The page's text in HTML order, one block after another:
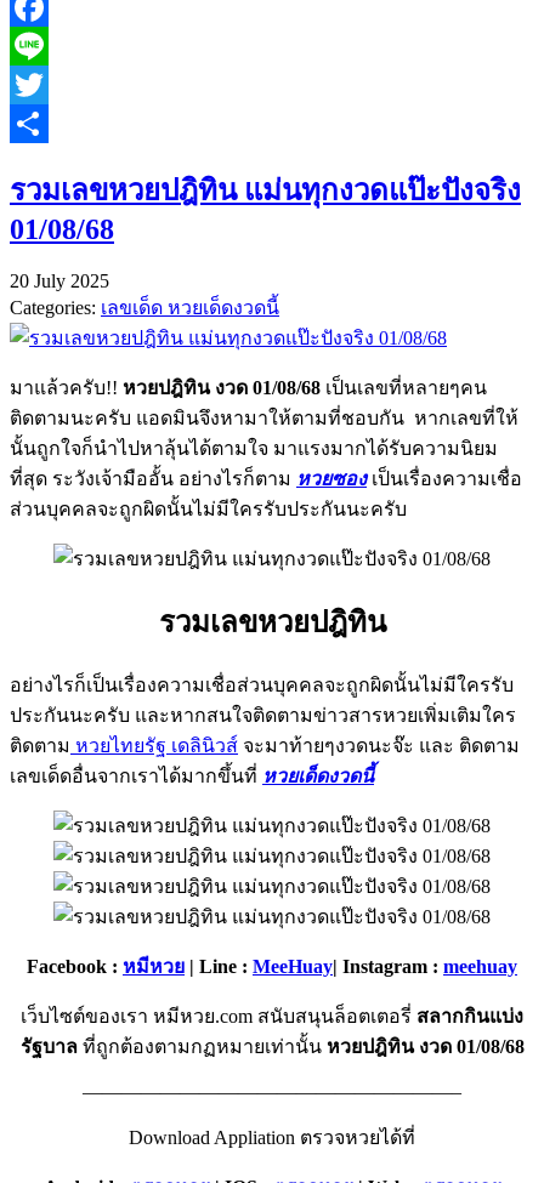
Facebook
Line
Twitter
รวมเลขหวยปฎิทิน แม่นทุกงวดแป๊ะปังจริง
01/08/68
20 July 2025
Categories: เลขเด็ด หวยเด็ดงวดนี้
มาแล้วครับ!! หวยปฎิทิน งวด 01/08/68 เป็นเลขที่หลายๆคน
ติดตามนะครับ แอดมินจึงหามาให้ตามที่ชอบกัน หากเลขที่ให้
นั้นถูกใจก็นำไปหาลุ้นได้ตามใจ มาแรงมากได้รับความนิยม
ที่สุด ระวังเจ้ามืออั้น อย่างไรก็ตาม หวยซองเป็นเรื่องความเชื่อ
ส่วนบุคคลจะถูกผิดนั้นไม่มีใครรับประกันนะครับ
รวมเลขหวยปฎิทิน
อย่างไรก็เป็นเรื่องความเชื่อส่วนบุคคลจะถูกผิดนั้นไม่มีใครรับ
ประกันนะครับ และหากสนใจติดตามข่าวสารหวยเพิ่มเติมใคร
ติดตาม หวยไทยรัฐ เดลินิวส์ จะมาท้ายๆงวดนะจ๊ะ และ ติดตาม
เลขเด็ดอื่นจากเราได้มากขึ้นที่ หวยเด็ดงวดนี้
Facebook : หมีหวย | Line : MeeHuay| Instagram : meehuay
เว็บไซต์ของเรา หมีหวย.com สนับสนุนล็อตเตอรี่ สลากกินแบ่ง
รัฐบาล ที่ถูกต้องตามกฏหมายเท่านั้น หวยปฎิทิน งวด 01/08/68
———————————————————–
Download Appliation ตรวจหวยได้ที่